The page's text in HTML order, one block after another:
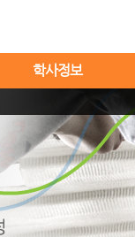
학사정보